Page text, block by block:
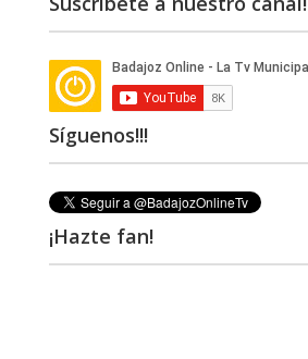
Síguenos!!!
¡Hazte fan!